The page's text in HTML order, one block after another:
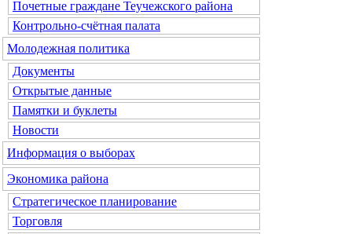
Почетные граждане Теучежского района
Контрольно-счётная палата
Молодежная политика
Документы
Открытые данные
Памятки и буклеты
Новости
Информация о выборах
Экономика района
Стратегическое планирование
Торговля